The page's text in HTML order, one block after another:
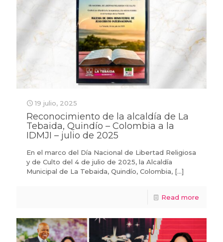
19 julio, 2025
Reconocimiento de la alcaldía de La
Tebaida, Quindío – Colombia a la
IDMJI – julio de 2025
En el marco del Día Nacional de Libertad Religiosa
y de Culto del 4 de julio de 2025, la Alcaldía
Municipal de La Tebaida, Quindío, Colombia, […]
Read more